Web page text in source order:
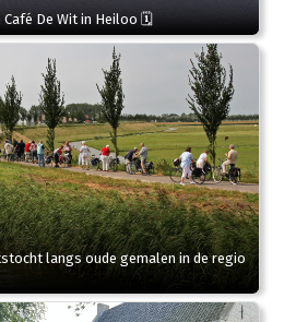
Café De Wit in Heiloo 🗓
langs oude gemalen in de regio